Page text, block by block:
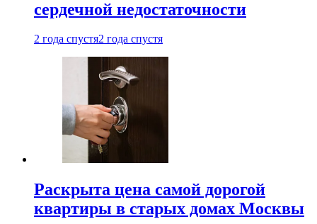
сердечной недостаточности
2 года спустя2 года спустя
Раскрыта цена самой дорогой
квартиры в старых домах Москвы